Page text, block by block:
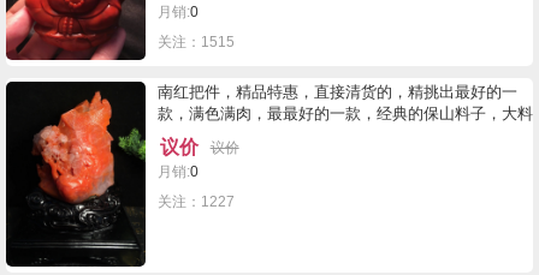
月销:0
关注：1515
南红把件，精品特惠，直接清货的，精挑出最好的一
款，满色满肉，最最好的一款，经典的保山料子，大料
难寻，摆件更是难遇，特惠3999不议
议价
议价
月销:0
关注：1227